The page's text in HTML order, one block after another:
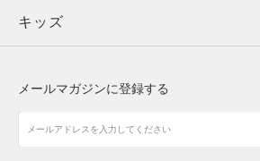
キッズ
アクセサリー
ボトムス
アクセサリー
トップス
シューズ
キッズ
メールマガジンに登録する